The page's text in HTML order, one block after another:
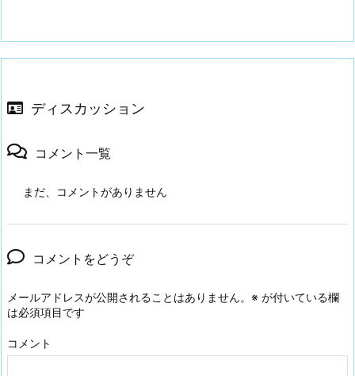
ディスカッション
コメント一覧
まだ、コメントがありません
コメントをどうぞ
メールアドレスが公開されることはありません。 ※ が付いている欄
は必須項目です
コメント